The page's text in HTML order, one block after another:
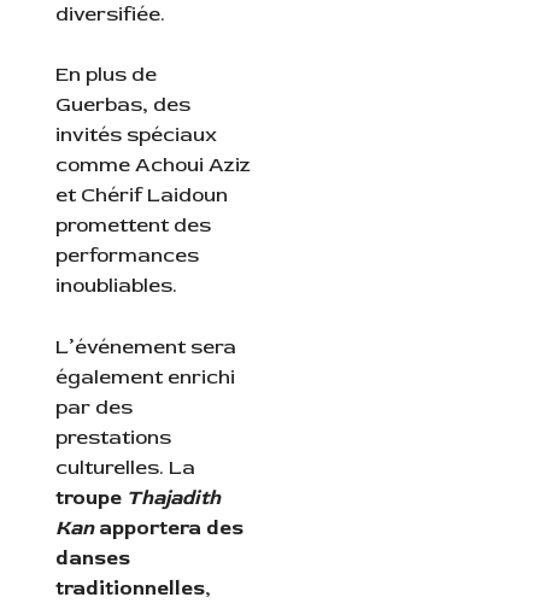
diversifiée.
En plus de
Guerbas, des
invités spéciaux
comme Achoui Aziz
et Chérif Laidoun
promettent des
performances
inoubliables.
L’événement sera
également enrichi
par des
prestations
culturelles. La
troupe Thajadith
Kanapportera des
danses
traditionnelles,